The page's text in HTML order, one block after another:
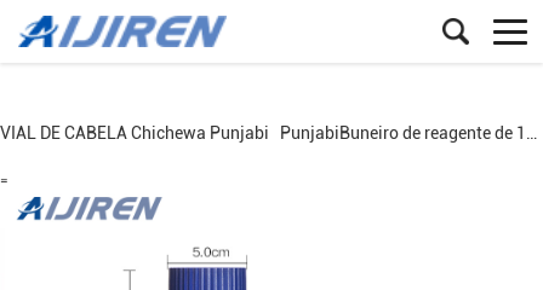
VIAL DE CABELA Chichewa Punjabi PunjabiBuneiro de reagente de 100 ml para pescoço
=